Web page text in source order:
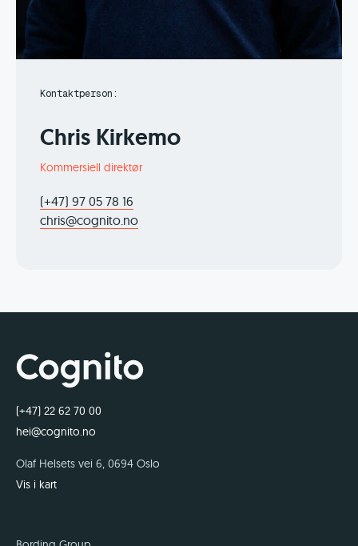
Kontaktperson:
Chris Kirkemo
Kommersiell direktør
(+47) 97 05 78 16
chris@cognito.no
(+47) 22 62 70 00
hei@cognito.no
Olaf Helsets vei 6, 0694 Oslo
Vis i kart